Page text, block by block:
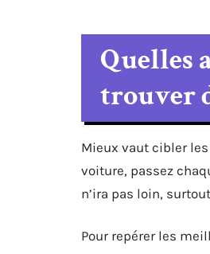
Quelles
trouver
Mieux vaut cibler les
voiture, passez
n’ira pas loin,
Pour repérer les